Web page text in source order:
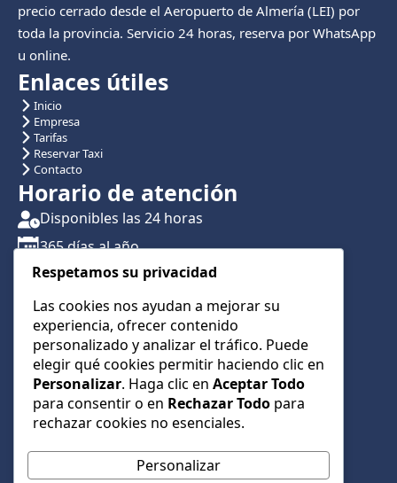
precio cerrado desde el Aeropuerto de Almería (LEI) por
toda la provincia. Servicio 24 horas, reserva por WhatsApp
u online.
Enlaces útiles
Inicio
Empresa
Tarifas
Reservar Taxi
Contacto
Horario de atención
Disponibles las 24 horas
365 días al año
Traslados con reserva previa
Atención por teléfono y WhatsApp 24/7
CONTÁCTANOS
+34 622 01 23 74
+34 622 01 23 74
info@taxialmeria9.com
Respetamos su privacidad
Las cookies nos ayudan a mejorar su
experiencia, ofrecer contenido
personalizado y analizar el tráfico. Puede
elegir qué cookies permitir haciendo clic en
Personalizar. Haga clic en Aceptar Todo
para consentir o en Rechazar Todo para
rechazar cookies no esenciales.
Personalizar